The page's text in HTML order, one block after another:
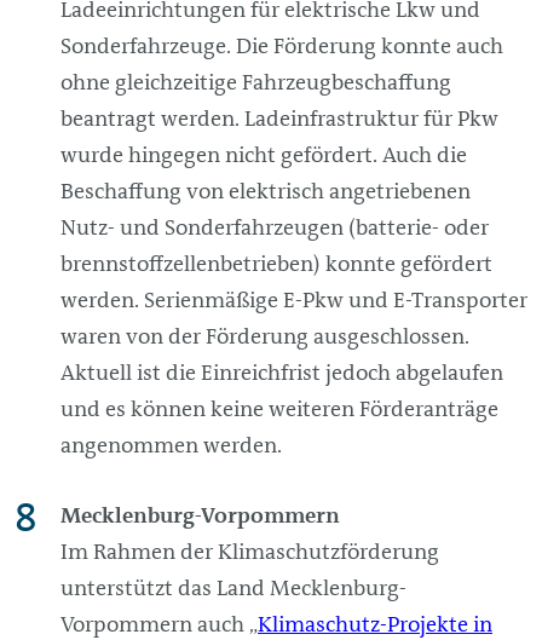
Ladeeinrichtungen für elektrische Lkw und
Sonderfahrzeuge. Die Förderung konnte auch
ohne gleichzeitige Fahrzeugbeschaffung
beantragt werden. Ladeinfrastruktur für Pkw
wurde hingegen nicht gefördert. Auch die
Beschaffung von elektrisch angetriebenen
Nutz- und Sonderfahrzeugen (batterie- oder
brennstoffzellenbetrieben) konnte gefördert
werden. Serienmäßige E-Pkw und E-Transporter
waren von der Förderung ausgeschlossen.
Aktuell ist die Einreichfrist jedoch abgelaufen
und es können keine weiteren Förderanträge
angenommen werden.
Mecklenburg-Vorpommern
Im Rahmen der Klimaschutzförderung
unterstützt das Land Mecklenburg-
Vorpommern auch „Klimaschutz-Projekte in